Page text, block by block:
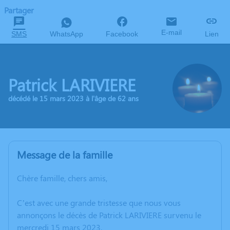
Partager
SMS WhatsApp Facebook E-mail Lien
Patrick LARIVIERE
décédé le 15 mars 2023 à l'âge de 62 ans
Message de la famille
Chère famille, chers amis,
C’est avec une grande tristesse que nous vous
annonçons le décès de Patrick LARIVIERE survenu le
mercredi 15 mars 2023.